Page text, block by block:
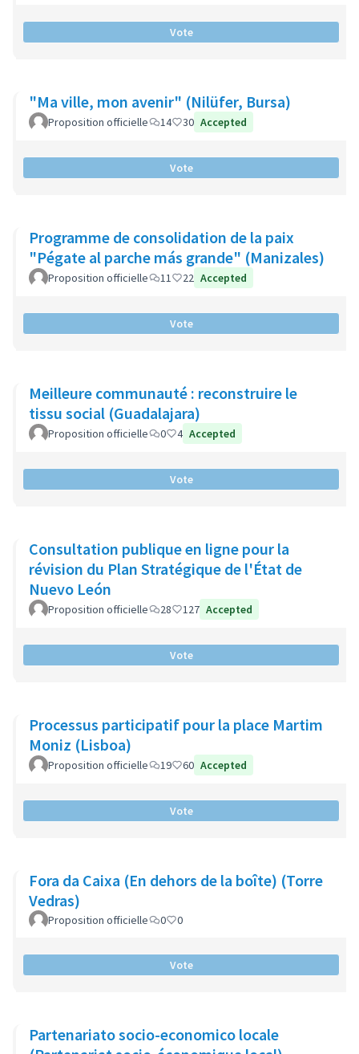
Vote
"Ma ville, mon avenir" (Nilüfer, Bursa)
Proposition officielle 14 30 Accepted
Vote
Programme de consolidation de la paix
"Pégate al parche más grande" (Manizales)
Proposition officielle 11 22 Accepted
Vote
Meilleure communauté : reconstruire le
tissu social (Guadalajara)
Proposition officielle 0 4 Accepted
Vote
Consultation publique en ligne pour la
révision du Plan Stratégique de l'État de
Nuevo León
Proposition officielle 28 127 Accepted
Vote
Processus participatif pour la place Martim
Moniz (Lisboa)
Proposition officielle 19 60 Accepted
Vote
Fora da Caixa (En dehors de la boîte) (Torre
Vedras)
Proposition officielle 0 0
Vote
Partenariato socio-economico locale